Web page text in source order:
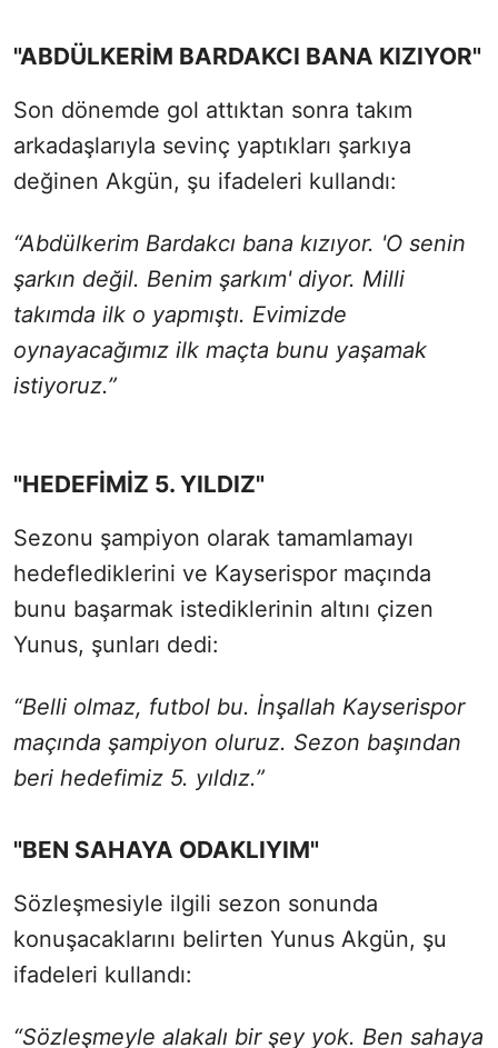
"ABDÜLKERİM BARDAKCI BANA KIZIYOR"
Son dönemde gol attıktan sonra takım
arkadaşlarıyla sevinç yaptıkları şarkıya
değinen Akgün, şu ifadeleri kullandı:
“Abdülkerim Bardakcı bana kızıyor. 'O senin
şarkın değil. Benim şarkım' diyor. Milli
takımda ilk o yapmıştı. Evimizde
oynayacağımız ilk maçta bunu yaşamak
istiyoruz.”
"HEDEFİMİZ 5. YILDIZ"
Sezonu şampiyon olarak tamamlamayı
hedeflediklerini ve Kayserispor maçında
bunu başarmak istediklerinin altını çizen
Yunus, şunları dedi:
“Belli olmaz, futbol bu. İnşallah Kayserispor
maçında şampiyon oluruz. Sezon başından
beri hedefimiz 5. yıldız.”
"BEN SAHAYA ODAKLIYIM"
Sözleşmesiyle ilgili sezon sonunda
konuşacaklarını belirten Yunus Akgün, şu
ifadeleri kullandı:
“Sözleşmeyle alakalı bir şey yok. Ben sahaya